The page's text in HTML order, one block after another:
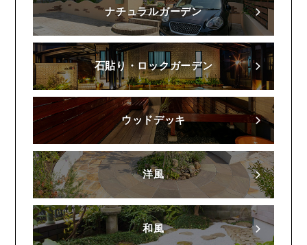
ナチュラルガーデン
石貼り・ロックガーデン
ウッドデッキ
洋風
和風